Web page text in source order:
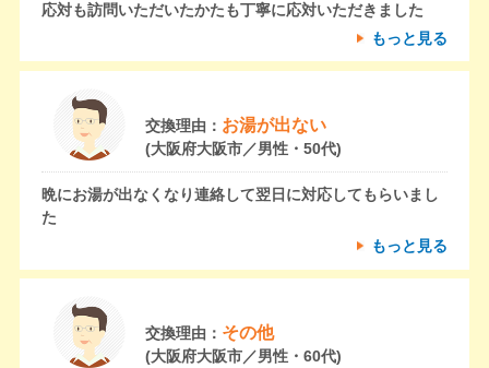
応対も訪問いただいたかたも丁寧に応対いただきました
もっと見る
交換理由： お湯が出ない
(大阪府大阪市／男性・50代)
晩にお湯が出なくなり連絡して翌日に対応してもらいまし
た
もっと見る
交換理由： その他
(大阪府大阪市／男性・60代)